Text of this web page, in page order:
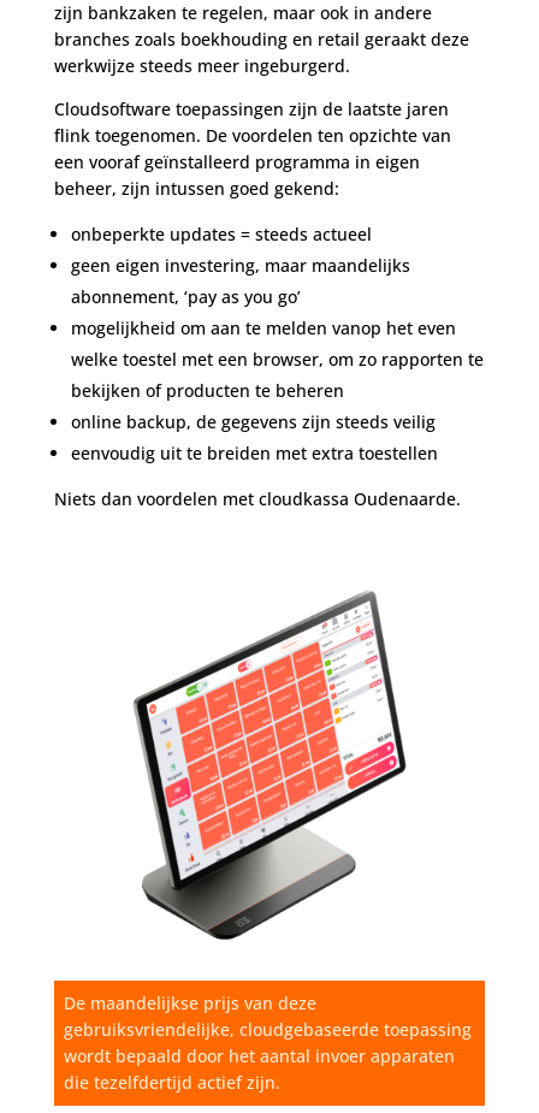
zijn bankzaken te regelen, maar ook in andere
branches zoals boekhouding en retail geraakt deze
werkwijze steeds meer ingeburgerd.
Cloudsoftware toepassingen zijn de laatste jaren
flink toegenomen. De voordelen ten opzichte van
een vooraf geïnstalleerd programma in eigen
beheer, zijn intussen goed gekend:
onbeperkte updates = steeds actueel
geen eigen investering, maar maandelijks
abonnement, ‘pay as you go’
mogelijkheid om aan te melden vanop het even
welke toestel met een browser, om zo rapporten te
bekijken of producten te beheren
online backup, de gegevens zijn steeds veilig
eenvoudig uit te breiden met extra toestellen
Niets dan voordelen met cloudkassa Oudenaarde.
De maandelijkse prijs van deze
gebruiksvriendelijke, cloudgebaseerde toepassing
wordt bepaald door het aantal invoer apparaten
die tezelfdertijd actief zijn.